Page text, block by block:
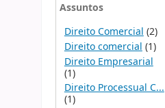
Assuntos
Direito Comercial (2)
Direito comercial (1)
Direito Empresarial
(1)
Direito Processual C...
(1)